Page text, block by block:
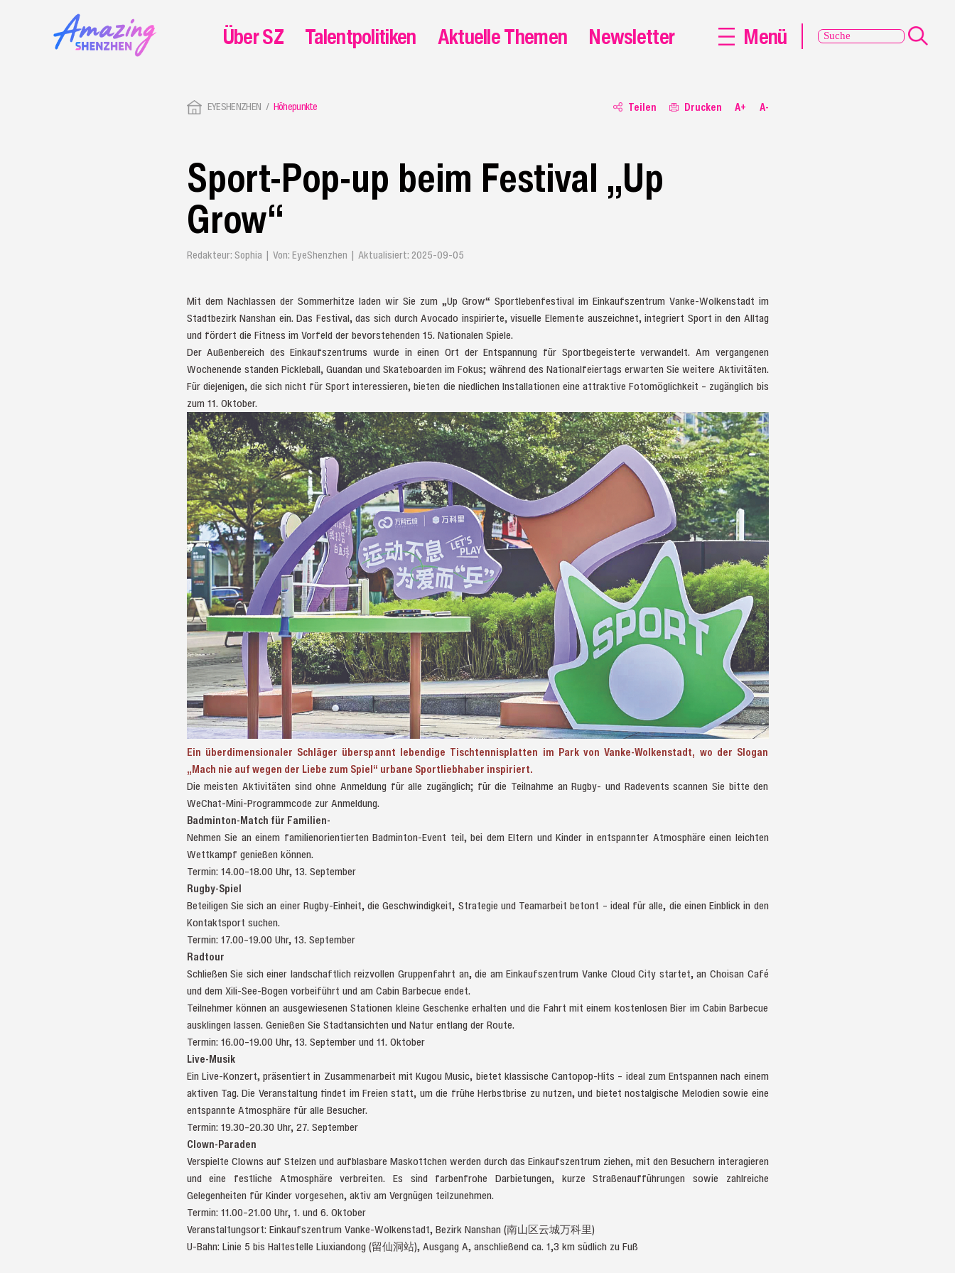
EYESHENZHEN Höhepunkte Teilen Drucken A+ A-
Sport-Pop-up beim Festival „Up
Grow“
Redakteur: Sophia | Von: EyeShenzhen | Aktualisiert: 2025-09-05
Mit dem Nachlassen der Sommerhitze laden wir Sie zum „Up Grow“ Sportlebenfestival im Einkaufszentrum Vanke-Wolkenstadt im
Stadtbezirk Nanshan ein. Das Festival, das sich durch Avocado inspirierte, visuelle Elemente auszeichnet, integriert Sport in den Alltag
und fördert die Fitness im Vorfeld der bevorstehenden 15. Nationalen Spiele.
Der Außenbereich des Einkaufszentrums wurde in einen Ort der Entspannung für Sportbegeisterte verwandelt. Am vergangenen
Wochenende standen Pickleball, Guandan und Skateboarden im Fokus; während des Nationalfeiertags erwarten Sie weitere Aktivitäten.
Für diejenigen, die sich nicht für Sport interessieren, bieten die niedlichen Installationen eine attraktive Fotomöglichkeit – zugänglich bis
zum 11. Oktober.
Ein überdimensionaler Schläger überspannt lebendige Tischtennisplatten im Park von Vanke-Wolkenstadt, wo der Slogan
„Mach nie auf wegen der Liebe zum Spiel“ urbane Sportliebhaber inspiriert.
Die meisten Aktivitäten sind ohne Anmeldung für alle zugänglich; für die Teilnahme an Rugby- und Radevents scannen Sie bitte den
WeChat-Mini-Programmcode zur Anmeldung.
Badminton-Match für Familien-
Nehmen Sie an einem familienorientierten Badminton-Event teil, bei dem Eltern und Kinder in entspannter Atmosphäre einen leichten
Wettkampf genießen können.
Termin: 14.00–18.00 Uhr, 13. September
Rugby-Spiel
Beteiligen Sie sich an einer Rugby-Einheit, die Geschwindigkeit, Strategie und Teamarbeit betont – ideal für alle, die einen Einblick in den
Kontaktsport suchen.
Termin: 17.00–19.00 Uhr, 13. September
Radtour
Schließen Sie sich einer landschaftlich reizvollen Gruppenfahrt an, die am Einkaufszentrum Vanke Cloud City startet, an Choisan Café
und dem Xili-See-Bogen vorbeiführt und am Cabin Barbecue endet.
Teilnehmer können an ausgewiesenen Stationen kleine Geschenke erhalten und die Fahrt mit einem kostenlosen Bier im Cabin Barbecue
ausklingen lassen. Genießen Sie Stadtansichten und Natur entlang der Route.
Termin: 16.00–19.00 Uhr, 13. September und 11. Oktober
Live-Musik
Ein Live-Konzert, präsentiert in Zusammenarbeit mit Kugou Music, bietet klassische Cantopop-Hits – ideal zum Entspannen nach einem
aktiven Tag. Die Veranstaltung findet im Freien statt, um die frühe Herbstbrise zu nutzen, und bietet nostalgische Melodien sowie eine
entspannte Atmosphäre für alle Besucher.
Termin: 19.30–20.30 Uhr, 27. September
Clown-Paraden
Verspielte Clowns auf Stelzen und aufblasbare Maskottchen werden durch das Einkaufszentrum ziehen, mit den Besuchern interagieren
und eine festliche Atmosphäre verbreiten. Es sind farbenfrohe Darbietungen, kurze Straßenaufführungen sowie zahlreiche
Gelegenheiten für Kinder vorgesehen, aktiv am Vergnügen teilzunehmen.
Termin: 11.00–21.00 Uhr, 1. und 6. Oktober
Veranstaltungsort: Einkaufszentrum Vanke-Wolkenstadt, Bezirk Nanshan (南山区云城万科里)
U-Bahn: Linie 5 bis Haltestelle Liuxiandong (留仙洞站), Ausgang A, anschließend ca. 1,3 km südlich zu Fuß
Über SZ Talentpolitiken Aktuelle Themen Newsletter Menü